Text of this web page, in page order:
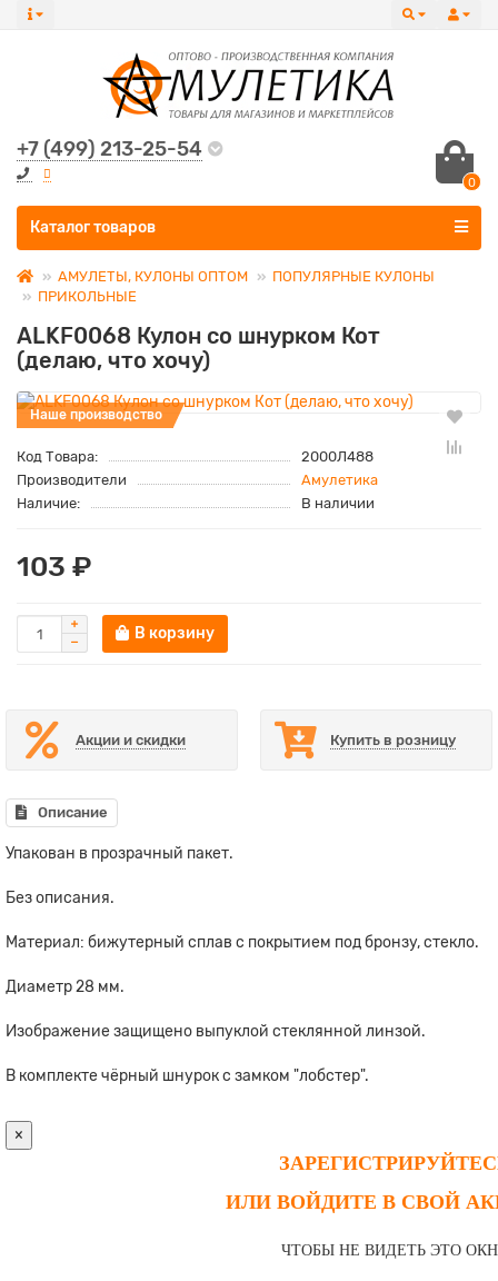
+7 (499) 213-25-54
0
Все категории
Каталог товаров
АМУЛЕТЫ, КУЛОНЫ ОПТОМ
ПОПУЛЯРНЫЕ КУЛОНЫ
ПРИКОЛЬНЫЕ
ALKF0068 Кулон со шнурком Кот
(делаю, что хочу)
Наше производство
Код Товара:
2000Л488
Производители
Амулетика
Наличие:
В наличии
103 ₽
В корзину
Акции и скидки Купить в розницу
Описание
Упакован в прозрачный пакет.
Без описания.
Материал: бижутерный сплав с покрытием под бронзу, стекло.
Диаметр 28 мм.
Изображение защищено выпуклой стеклянной линзой.
В комплекте чёрный шнурок с замком "лобстер".
×
ИЛИ ВОЙДИТЕ В СВОЙ
ЧТОБЫ НЕ ВИДЕТЬ ЭТО